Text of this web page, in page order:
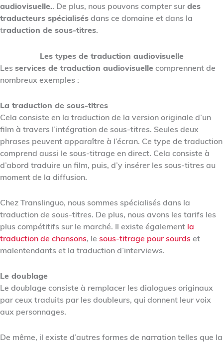
audiovisuelle.. De plus, nous pouvons compter sur des
traducteurs spécialisés dans ce domaine et dans la
traduction de sous-titres.
Les types de traduction audiovisuelle
Les services de traduction audiovisuelle comprennent de
nombreux exemples :
La traduction de sous-titres
Cela consiste en la traduction de la version originale d’un
film à travers l’intégration de sous-titres. Seules deux
phrases peuvent apparaître à l’écran. Ce type de traduction
comprend aussi le sous-titrage en direct. Cela consiste à
d’abord traduire un film, puis, d’y insérer les sous-titres au
moment de la diffusion.
Chez Translinguo, nous sommes spécialisés dans la
traduction de sous-titres. De plus, nous avons les tarifs les
plus compétitifs sur le marché. Il existe également la
traduction de chansons, le sous-titrage pour sourds et
malentendants et la traduction d’interviews.
Le doublage
Le doublage consiste à remplacer les dialogues originaux
par ceux traduits par les doubleurs, qui donnent leur voix
aux personnages.
De même, il existe d’autres formes de narration telles que la